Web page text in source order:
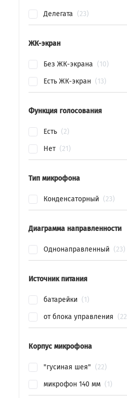
Делегата 23
ЖК-экран
Без ЖК-экрана
10
Есть ЖК-экран
13
Функция голосования
Есть
2
Нет
21
Тип микрофона
Конденсаторный 23
Диаграмма направленности
Однонаправленный 23
Источник питания
батарейки
1
от блока управления
22
Корпус микрофона
"гусиная шея"
22
микрофон 140 мм
1